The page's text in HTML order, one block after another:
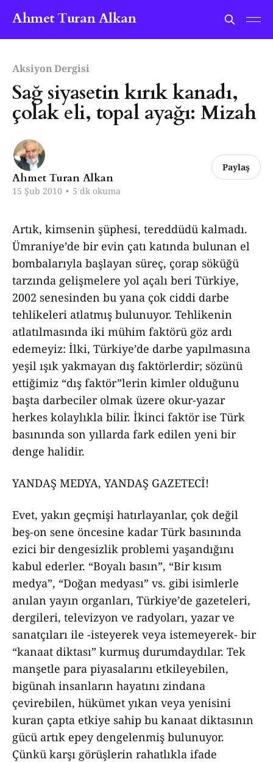
Ahmet Turan Alkan
Aksiyon Dergisi
Sağ siyasetin kırık kanadı,
çolak eli, topal ayağı: Mizah
Ahmet Turan Alkan
15 Şub 2010 • 5 dk okuma
Paylaş
Artık, kimsenin şüphesi, tereddüdü kalmadı.
Ümraniye’de bir evin çatı katında bulunan el
bombalarıyla başlayan süreç, çorap söküğü
tarzında gelişmelere yol açalı beri Türkiye,
2002 senesinden bu yana çok ciddi darbe
tehlikeleri atlatmış bulunuyor. Tehlikenin
atlatılmasında iki mühim faktörü göz ardı
edemeyiz: İlki, Türkiye’de darbe yapılmasına
yeşil ışık yakmayan dış faktörlerdir; sözünü
ettiğimiz “dış faktör”lerin kimler olduğunu
başta darbeciler olmak üzere okur-yazar
herkes kolaylıkla bilir. İkinci faktör ise Türk
basınında son yıllarda fark edilen yeni bir
denge halidir.
YANDAŞ MEDYA, YANDAŞ GAZETECİ!
Evet, yakın geçmişi hatırlayanlar, çok değil
beş-on sene öncesine kadar Türk basınında
ezici bir dengesizlik problemi yaşandığını
kabul ederler. “Boyalı basın”, “Bir kısım
medya”, “Doğan medyası” vs. gibi isimlerle
anılan yayın organları, Türkiye’de gazeteleri,
dergileri, televizyon ve radyoları, yazar ve
sanatçıları ile -isteyerek veya istemeyerek- bir
“kanaat diktası” kurmuş durumdaydılar. Tek
manşetle para piyasalarını etkileyebilen,
bigünah insanların hayatını zindana
çevirebilen, hükümet yıkan veya yenisini
kuran çapta etkiye sahip bu kanaat diktasının
gücü artık epey dengelenmiş bulunuyor.
Çünkü karşı görüşlerin rahatlıkla ifade